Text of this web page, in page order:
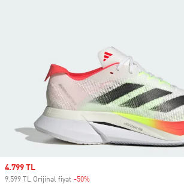
Sale price
4.799 TL
9.599 TL Orijinal fiyat -50%